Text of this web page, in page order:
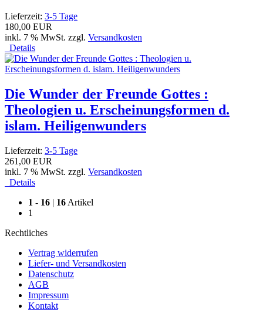
Lieferzeit: 3-5 Tage
180,00 EUR
inkl. 7 % MwSt. zzgl. Versandkosten
Details
Die Wunder der Freunde Gottes :
Theologien u. Erscheinungsformen d.
islam. Heiligenwunders
Lieferzeit: 3-5 Tage
261,00 EUR
inkl. 7 % MwSt. zzgl. Versandkosten
Details
1 - 16 | 16 Artikel
1
Rechtliches
Vertrag widerrufen
Liefer- und Versandkosten
Datenschutz
AGB
Impressum
Kontakt